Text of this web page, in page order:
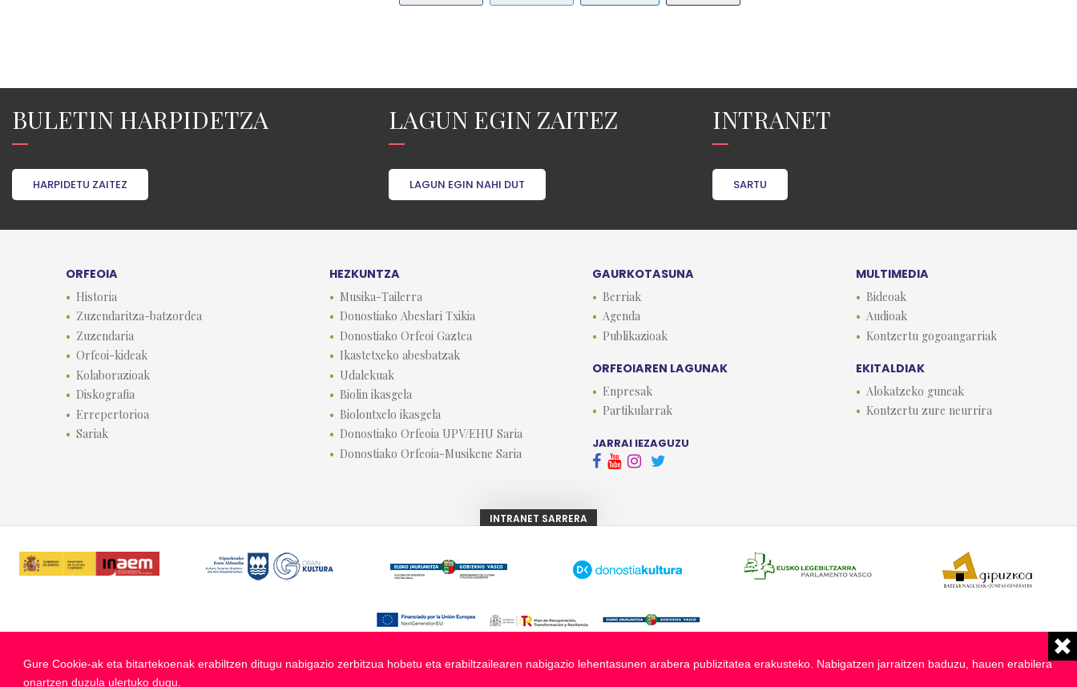
Gure Cookie-ak eta bitartekoenak erabiltzen ditugu nabigazio zerbitzua hobetu eta erabiltzailearen nabigazio lehentasunen arabera publizitatea erakusteko. Nabigatzen jarraitzen baduzu, hauen erabilera
onartzen duzula ulertuko dugu.
BULETIN HARPIDETZA
HARPIDETU ZAITEZ
LAGUN EGIN ZAITEZ
LAGUN EGIN NAHI DUT
INTRANET
SARTU
ORFEOIA
Historia
Zuzendaritza-batzordea
Zuzendaria
Orfeoi-kideak
Kolaborazioak
Diskografia
Errepertorioa
Sariak
HEZKUNTZA
Musika-Tailerra
Donostiako Abeslari Txikia
Donostiako Orfeoi Gaztea
Ikastetxeko abesbatzak
Udalekuak
Biolin ikasgela
Biolontxelo ikasgela
Donostiako Orfeoia UPV/EHU Saria
Donostiako Orfeoia-Musikene Saria
GAURKOTASUNA
Berriak
Agenda
Publikazioak
MULTIMEDIA
Bideoak
Audioak
Kontzertu gogoangarriak
ORFEOIAREN LAGUNAK
Enpresak
Partikularrak
EKITALDIAK
Alokatzeko guneak
Kontzertu zure neurrira
JARRAI IEZAGUZU
  
INTRANET SARRERA